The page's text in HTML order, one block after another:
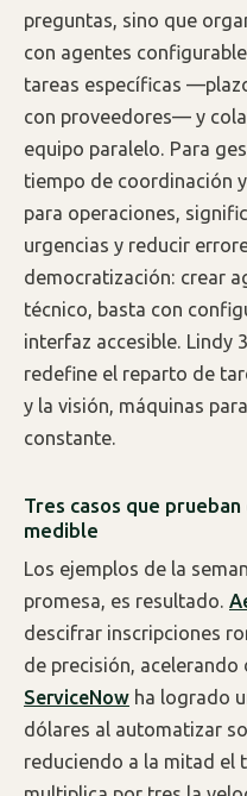
preguntas, sino que
con agentes
tareas específicas
con proveedores— y
equipo paralelo. Para
tiempo de coordinación
para operaciones,
urgencias y reducir
democratización: crear
técnico, basta con
interfaz accesible. Lindy
redefine el reparto de
y la visión, máquinas
constante.
Tres casos que
medible
Los ejemplos de la
promesa, es resultado.
descifrar inscripciones
de precisión,
ServiceNow ha logrado
dólares al automatizar
reduciendo a la mitad el